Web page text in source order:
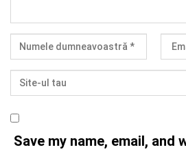
Save my name, email, and